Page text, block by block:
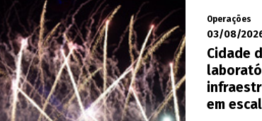
Operações
03/08/
Cidade
em